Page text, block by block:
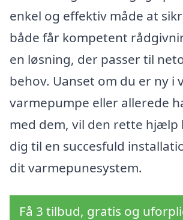
enkel og effektiv måde at
både får kompetent
en løsning, der passer til
behov. Uanset om du er ny i
varmepumpe eller allerede
med dem, vil den rette hjælp
dig til en succesfuld
dit varmepunesystem.
Få 3 tilbud, gratis og